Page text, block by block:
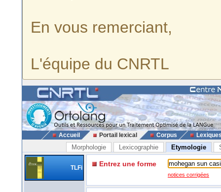
En vous remerciant,
L'équipe du CNRTL
Accueil Portail lexical Corpus
Morphologie Lexicographie Etymologie
TLFi Entrez une forme
notices corrigées